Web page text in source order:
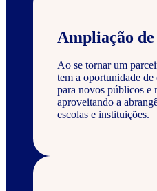
Ampliação
Ao se tornar um
tem a oportunidade de
para novos públicos e
aproveitando a
escolas e instituições.